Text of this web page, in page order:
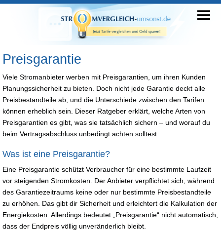
Preisgarantie
Viele Stromanbieter werben mit Preisgarantien, um ihren Kunden
Planungssicherheit zu bieten. Doch nicht jede Garantie deckt alle
Preisbestandteile ab, und die Unterschiede zwischen den Tarifen
können erheblich sein. Dieser Ratgeber erklärt, welche Arten von
Preisgarantien es gibt, was sie tatsächlich sichern – und worauf du
beim Vertragsabschluss unbedingt achten solltest.
Was ist eine Preisgarantie?
Eine Preisgarantie schützt Verbraucher für eine bestimmte Laufzeit
vor steigenden Stromkosten. Der Anbieter verpflichtet sich, während
des Garantiezeitraums keine oder nur bestimmte Preisbestandteile
zu erhöhen. Das gibt dir Sicherheit und erleichtert die Kalkulation der
Energiekosten. Allerdings bedeutet „Preisgarantie“ nicht automatisch,
dass der Endpreis völlig unveränderlich bleibt.